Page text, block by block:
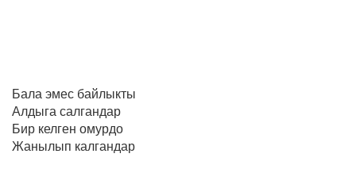
Бала эмес байлыкты
Алдыга салгандар
Бир келген омурдо
Жанылып калгандар